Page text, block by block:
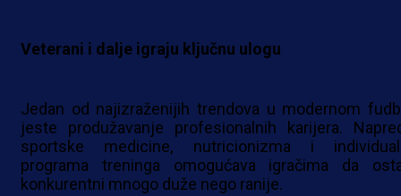
Veterani i dalje igraju ključnu ulogu
Jedan od najizraženijih trendova u modernom
jeste produžavanje profesionalnih karijera.
sportske medicine, nutricionizma i
programa treninga omogućava igračima da
konkurentni mnogo duže nego ranije.